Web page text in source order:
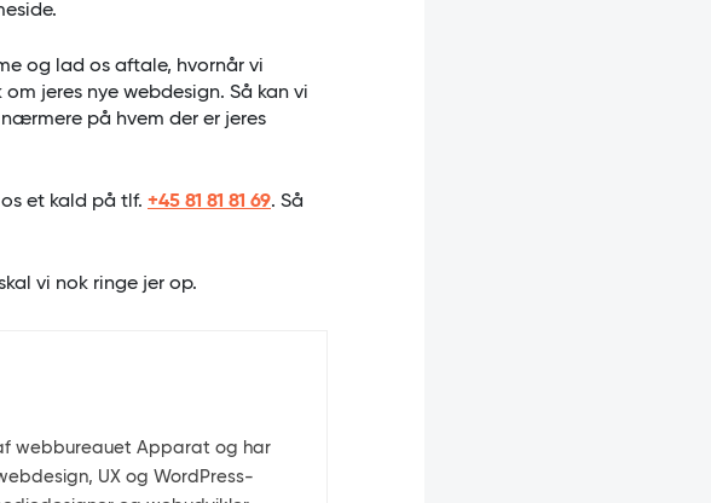
og lad os aftale, hvornår vi
jeres nye webdesign. Så kan vi
på hvem der er jeres
et kald på tlf. +45 81 81 81 69. Så
vi nok ringe jer op.
webbureauet Apparat og har
UX og WordPress-